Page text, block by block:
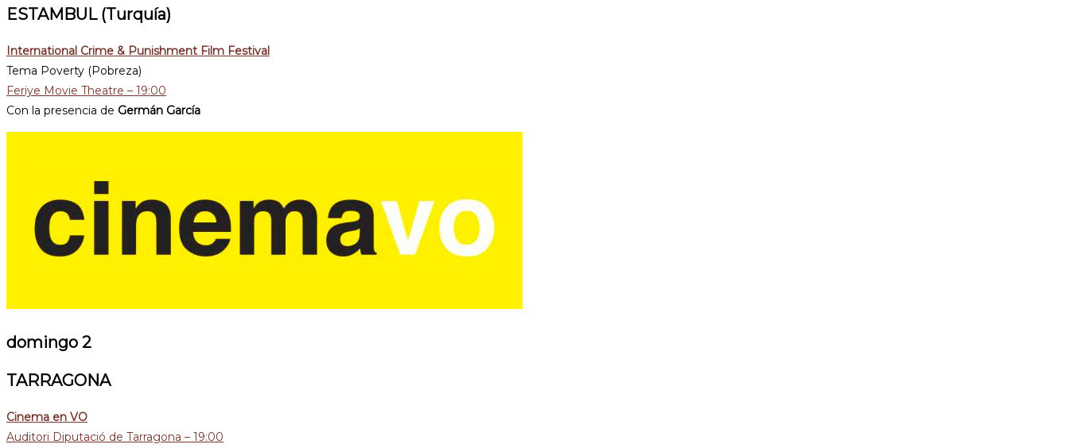
ESTAMBUL (Turquía)
International Crime & Punishment Film Festival
Tema Poverty (Pobreza)
Feriye Movie Theatre – 19:00
Con la presencia de Germán García
domingo 2
TARRAGONA
Cinema en VO
Auditori Diputació de Tarragona – 19:00